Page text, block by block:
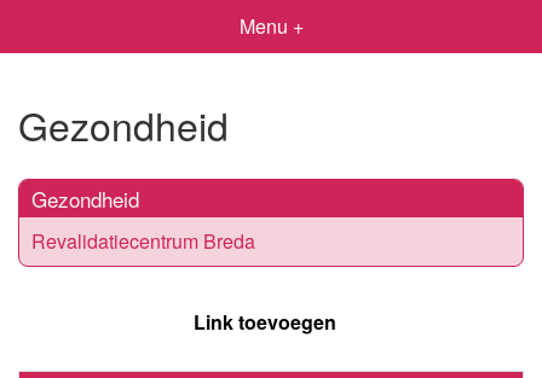
Menu +
Gezondheid
Gezondheid
Revalidatiecentrum Breda
Link toevoegen